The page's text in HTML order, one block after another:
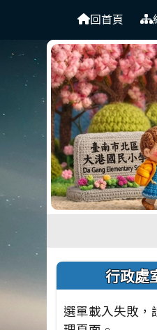
臺南市北區
回首頁
左邊區域
行政處
選單載入失敗，
頁尾區域